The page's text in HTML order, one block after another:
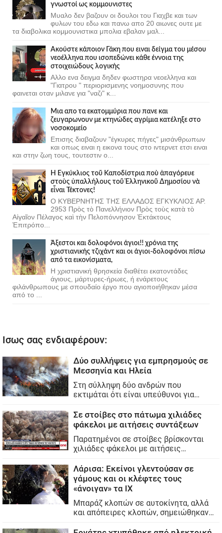
γνωστοί ως κομμουνιστες
Μυαλο δεν βαζουν οι δουλοι του Γιαχβε και των
φυλων του εδω και πανω απο 20 αιωνες ουτε με
τα διαβολικα κομμουνιστικα μπολια εβαλαν μαλ...
Ακούστε κάποιον Γάκη που ειναι δείγμα του μέσου
νεοέλληνα που ισοπεδώνει κάθε έννοια της
στοιχειώδους λογικής
Αλλο ενα δειγμα δηδεν φωστηρα νεοελληνα και
"Γιατρου " περιορισμενης νοημοσυνης που
φαινεται οταν μιλανε για "ναζι" κ...
Μια απο τα εκατομμύρια που πανε και
ζευγαρωνουν με κτηνώδες αγρίμια κατέληξε στο
νοσοκομείο
Επισης διαβαζουν "έγκυρες πήγες" μισάνθρωπων
και οπως ειναι η εικονα τους στο ιντερνετ ετσι ειναι
και στην ζωη τους, τουτεστιν ο...
Ἡ Ἐγκύκλιος τοῦ Καποδίστρια ποὺ ἀπαγόρευε
στοὺς ὑπαλλήλους τοῦ Ἑλληνικοῦ Δημοσίου νὰ
εἶναι Τέκτονες!
Ο ΚΥΒΕΡΝΗΤΗΣ ΤΗΣ ΕΛΛΑΔΟΣ ΕΓΚΥΚΛΙΟΣ ΑΡ.
2953 Πρὸς τὸ Πανελλήνιον Πρὸς τοὺς κατὰ τὸ
Αἰγαῖον Πέλαγος καὶ τὴν Πελοπόννησον Ἐκτάκτους
Ἐπιτρόπο...
Άξεστοι και δολοφόνοι άγιοι!! χρόνια της
χριστιανικής τζιχάντ και οι άγιοι-δολοφόνοι πίσω
από τα εικονίσματα,
Η χριστιανική θρησκεία διαθέτει εκατοντάδες
άγιους, μάρτυρες-ήρωες, ή ενάρετους
φιλάνθρωπους με σπουδαίο έργο που αγιοποιήθηκαν μέσα
από το ...